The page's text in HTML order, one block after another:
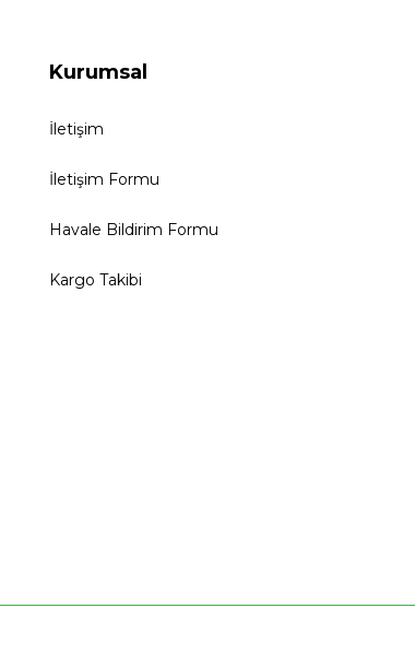
Kurumsal
İletişim
İletişim Formu
Havale Bildirim Formu
Kargo Takibi